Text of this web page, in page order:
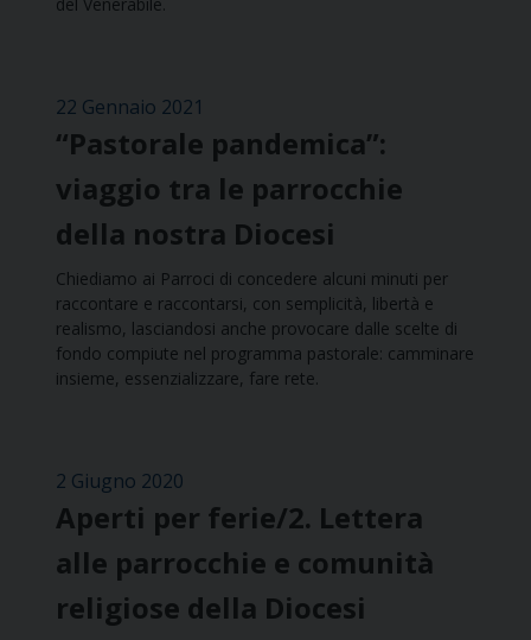
22 Gennaio 2021
“Pastorale pandemica”:
viaggio tra le parrocchie
della nostra Diocesi
Chiediamo ai Parroci di concedere alcuni minuti per
raccontare e raccontarsi, con semplicità, libertà e
realismo, lasciandosi anche provocare dalle scelte di
fondo compiute nel programma pastorale: camminare
insieme, essenzializzare, fare rete.
2 Giugno 2020
Aperti per ferie/2. Lettera
alle parrocchie e comunità
religiose della Diocesi